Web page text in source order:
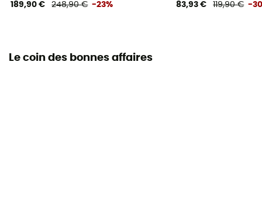
189,90 € 248,90 € -23% 83,93 € 119,90 € -
Le coin des bonnes affaires